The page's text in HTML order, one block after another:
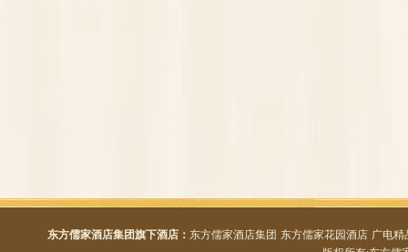
东方儒家酒店集团旗下酒店： 东方儒家酒店集团 东方儒家花园酒店 广电精